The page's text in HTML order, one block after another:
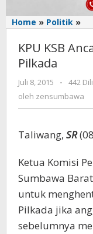
Home » Politik »
KPU KSB
Pilkada
Juli 8, 2015
oleh
-
442
oleh zensumbawa
Taliwang, SR
Ketua Komisi
Sumbawa
untuk
Pilkada jika
sebelumnya